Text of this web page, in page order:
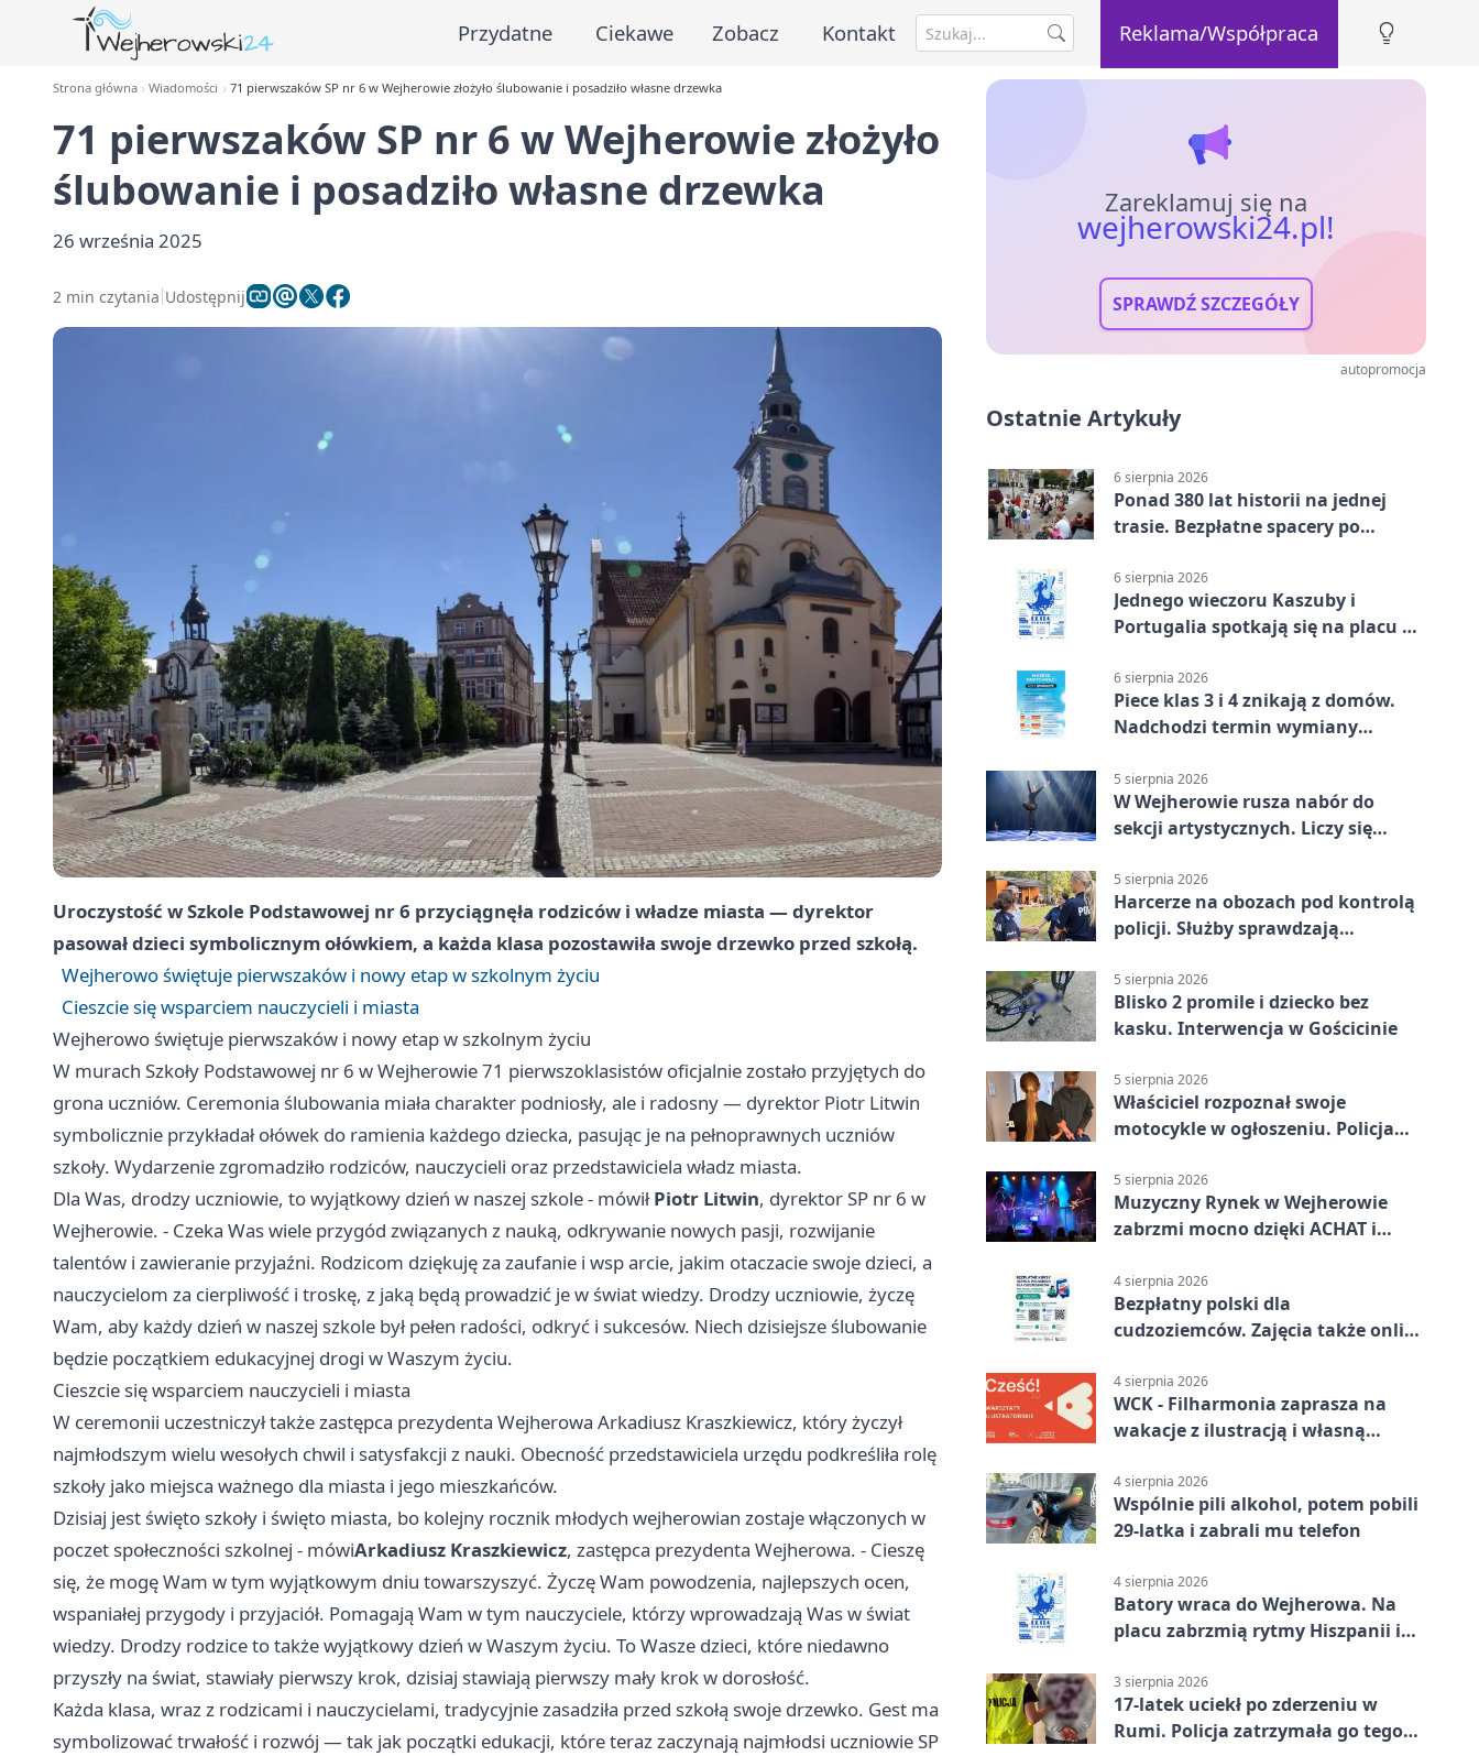
Przydatne Ciekawe Zobacz Kontakt Reklama/Współpraca
Strona główna Wiadomości 71 pierwszaków SP nr 6 w Wejherowie złożyło ślubowanie i posadziło własne drzewka
71 pierwszaków SP nr 6 w Wejherowie złożyło
ślubowanie i posadziło własne drzewka
26 września 2025
2 min czytania Udostępnij
Uroczystość w Szko­le Podstawowej nr 6 przyciągnęła rodziców i władze miasta — dyrektor
pasował dzieci symbolicznym ołówkiem, a każda klasa pozostawiła swoje drzewko przed szkołą.
Wejherowo świętuje pierwszaków i nowy etap w szkolnym życiu
Cieszcie się wsparciem nauczycieli i miasta
Wejherowo świętuje pierwszaków i nowy etap w szkolnym życiu
W murach Szkoły Podstawowej nr 6 w Wejherowie 71 pierwszoklasistów oficjalnie zostało przyjętych do
grona uczniów. Ceremonia ślubowania miała charakter podniosły, ale i radosny — dyrektor Piotr Litwin
symbolicznie przykładał ołówek do ramienia każdego dziecka, pasując je na pełnoprawnych uczniów
szkoły. Wydarzenie zgromadziło rodziców, nauczycieli oraz przedstawiciela władz miasta.
Dla Was, drodzy uczniowie, to wyjątkowy dzień w naszej szkole - mówiłPiotr Litwin, dyrektor SP nr 6 w
Wejherowie. - Czeka Was wiele przygód związanych z nauką, odkrywanie nowych pasji, rozwijanie
talentów i zawieranie przyjaźni. Rodzicom dziękuję za zaufanie i wsp arcie, jakim otaczacie swoje dzieci, a
nauczycielom za cierpliwość i troskę, z jaką będą prowadzić je w świat wiedzy. Drodzy uczniowie, życzę
Wam, aby każdy dzień w naszej szkole był pełen radości, odkryć i sukcesów. Niech dzisiejsze ślubowanie
będzie początkiem edukacyjnej drogi w Waszym życiu.
Cieszcie się wsparciem nauczycieli i miasta
W ceremonii uczestniczył także zastępca prezydenta Wejherowa Arkadiusz Kraszkiewicz, który życzył
najmłodszym wielu wesołych chwil i satysfakcji z nauki. Obecność przedstawiciela urzędu podkreśliła rolę
szkoły jako miejsca ważnego dla miasta i jego mieszkańców.
Dzisiaj jest święto szkoły i święto miasta, bo kolejny rocznik młodych wejherowian zostaje włączonych w
poczet społeczności szkolnej - mówiArkadiusz Kraszkiewicz, zastępca prezydenta Wejherowa. - Cieszę
się, że mogę Wam w tym wyjątkowym dniu towarszyszyć. Życzę Wam powodzenia, najlepszych ocen,
wspaniałej przygody i przyjaciół. Pomagają Wam w tym nauczyciele, którzy wprowadzają Was w świat
wiedzy. Drodzy rodzice to także wyjątkowy dzień w Waszym życiu. To Wasze dzieci, które niedawno
przyszły na świat, stawiały pierwszy krok, dzisiaj stawiają pierwszy mały krok w dorosłość.
Każda klasa, wraz z rodzicami i nauczycielami, tradycyjnie zasadziła przed szkołą swoje drzewko. Gest ma
symbolizować trwałość i rozwój — tak jak początki edukacji, które teraz zaczynają najmłodsi uczniowie SP
Zareklamuj się na
wejherowski24.pl!
SPRAWDŹ SZCZEGÓŁY
autopromocja
Ostatnie Artykuły
6 sierpnia 2026
Ponad 380 lat historii na jednej
trasie. Bezpłatne spacery po
6 sierpnia 2026
Jednego wieczoru Kaszuby i
Portugalia spotkają się na placu w
6 sierpnia 2026
Piece klas 3 i 4 znikają z domów.
Nadchodzi termin wymiany
5 sierpnia 2026
W Wejherowie rusza nabór do
sekcji artystycznych. Liczy się
5 sierpnia 2026
Harcerze na obozach pod kontrolą
policji. Służby sprawdzają
5 sierpnia 2026
Blisko 2 promile i dziecko bez
kasku. Interwencja w Gościcinie
5 sierpnia 2026
Właściciel rozpoznał swoje
motocykle w ogłoszeniu. Policja
5 sierpnia 2026
Muzyczny Rynek w Wejherowie
zabrzmi mocno dzięki ACHAT i
4 sierpnia 2026
Bezpłatny polski dla
cudzoziemców. Zajęcia także online
4 sierpnia 2026
WCK - Filharmonia zaprasza na
wakacje z ilustracją i własną
4 sierpnia 2026
Wspólnie pili alkohol, potem pobili
29-latka i zabrali mu telefon
4 sierpnia 2026
Batory wraca do Wejherowa. Na
placu zabrzmią rytmy Hiszpanii i
3 sierpnia 2026
17-latek uciekł po zderzeniu w
Rumi. Policja zatrzymała go tego